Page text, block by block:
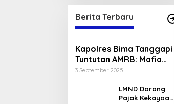
Berita Terbaru
Kapolres Bima Tanggapi
Tuntutan AMRB: Mafia
Gas dan Kasus Arumi Jadi
3 September 2025
LMND Dorong
Pajak Kekayaan